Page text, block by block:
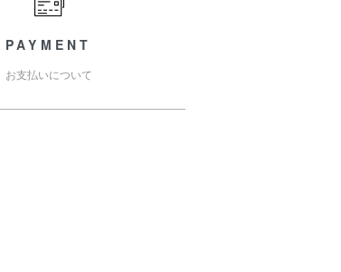
PAYMENT
お支払いについて